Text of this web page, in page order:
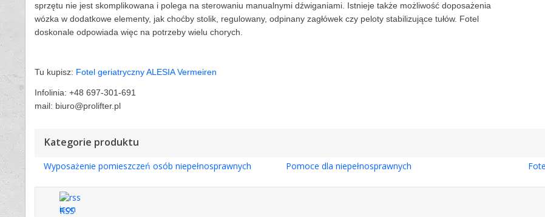
sprzętu nie jest skomplikowana i polega na sterowaniu manualnymi dźwiganiami. Istnieje także możliwość doposażenia
wózka w dodatkowe elementy, jak choćby stolik, regulowany, odpinany zagłówek czy peloty stabilizujące tułów. Fotel
doskonale odpowiada więc na potrzeby wielu chorych.
Tu kupisz: Fotel geriatryczny ALESIA Vermeiren
Infolinia: +48 697-301-691
mail: biuro@prolifter.pl
Kategorie produktu
Wyposażenie pomieszczeń osób niepełnosprawnych Pomoce dla niepełnosprawnych
RSS